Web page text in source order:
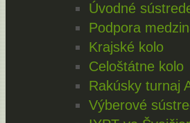
Úvodné
Podpora
Krajské kolo
Celoštátne kolo
Rakúsky turnaj
Výberové